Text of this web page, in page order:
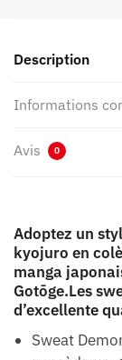
Description
Informations
Avis 0
Adoptez un
kyojuro en
manga
Gotōge.Les
d’excellente
Sweat